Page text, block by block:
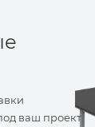
ваш проект